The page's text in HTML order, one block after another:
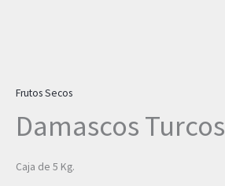
Frutos Secos
Damascos Turcos
Caja de 5 Kg.